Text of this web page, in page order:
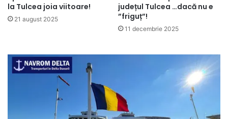
la Tulcea joia viitoare!
21 august 2025
județul Tulcea …dacă nu e
”friguț”!
11 decembrie 2025